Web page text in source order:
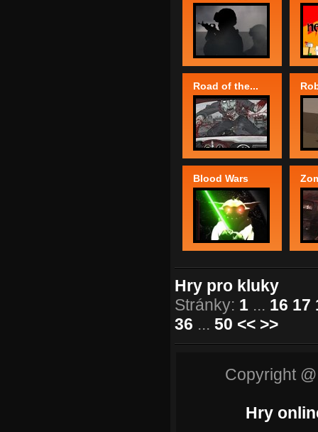
Road of the...
Blood Wars
Hry pro kluky
Stránky: 1 ... 16 17
36 ... 50 << >>
Copyright
Hry